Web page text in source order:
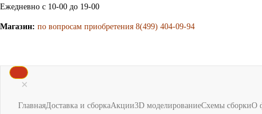
Ежедневно с 10-00 до 19-00
Магазин: по вопросам приобретения 8(499) 404-09-94
×
ГлавнаяДоставка и сборкаАкции3D моделированиеСхемы сборкиО